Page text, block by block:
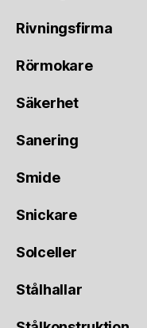
Rivningsfirma
Rörmokare
Säkerhet
Sanering
Smide
Snickare
Solceller
Stålhallar